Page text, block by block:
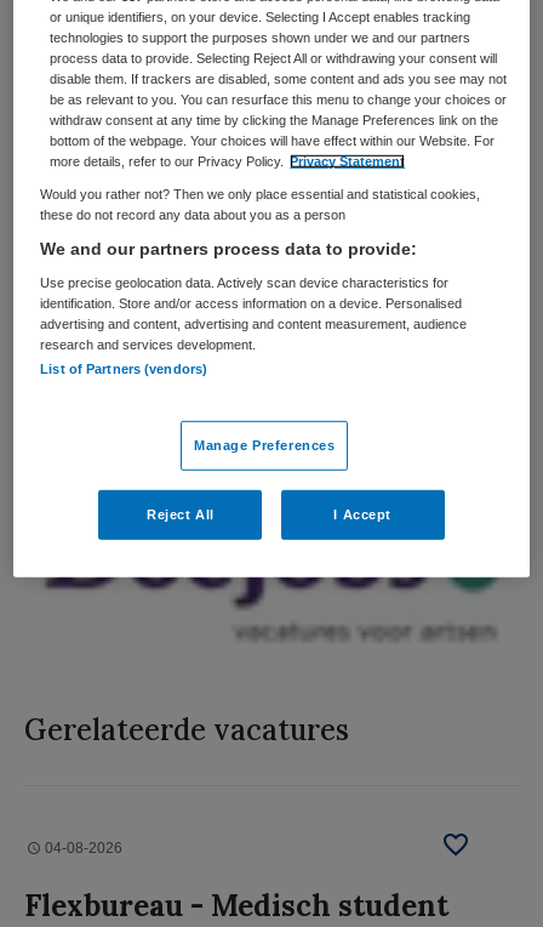
BRANCHE
Onbekend
AANSTELLING
Tijdelijk dienstverband
PLAATSINGSDATUM
11 september 2025 WO
Starter
Vacature niet beschikbaar
Deze vacature Basisarts onderwijs/coaching bij Docjobs
is niet meer actueel. Hieronder staan enkele vergelijkbare
Gerelateerde vacatures
04-08-2026
Flexbureau - Medisch student
or unique identifiers, on your device. Selecting I Accept enables tracking
technologies to support the purposes shown under we and our partners
process data to provide. Selecting Reject All or withdrawing your consent will
disable them. If trackers are disabled, some content and ads you see may not
be as relevant to you. You can resurface this menu to change your choices or
withdraw consent at any time by clicking the Manage Preferences link on the
bottom of the webpage. Your choices will have effect within our Website. For
more details, refer to our Privacy Policy.
Privacy Statement
Would you rather not? Then we only place essential and statistical cookies,
these do not record any data about you as a person
We and our partners process data to provide:
Use precise geolocation data. Actively scan device characteristics for
identification. Store and/or access information on a device. Personalised
advertising and content, advertising and content measurement, audience
research and services development.
List of Partners (vendors)
Manage Preferences
Reject All I Accept